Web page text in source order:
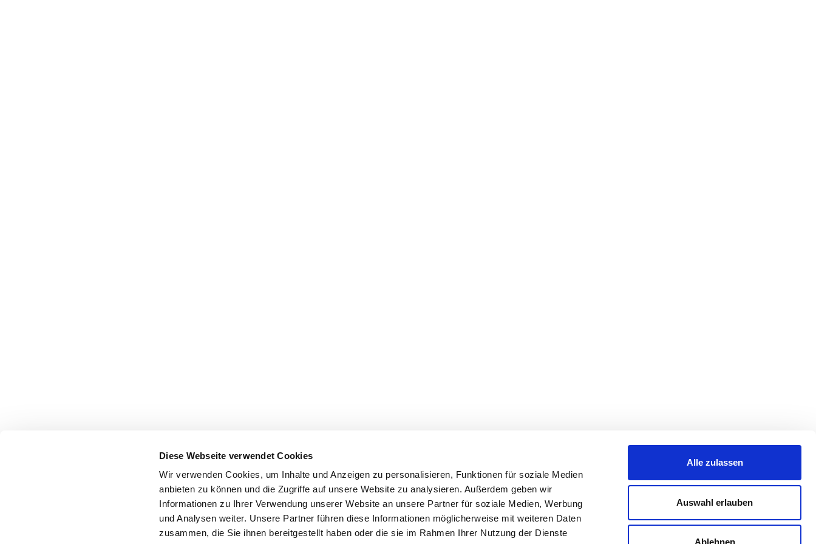
Diese Webseite verwendet Cookies
Wir verwenden Cookies, um Inhalte und Anzeigen zu personalisieren, Funktionen für soziale Medien
anbieten zu können und die Zugriffe auf unsere Website zu analysieren. Außerdem geben wir
Informationen zu Ihrer Verwendung unserer Website an unsere Partner für soziale Medien, Werbung
und Analysen weiter. Unsere Partner führen diese Informationen möglicherweise mit weiteren Daten
zusammen, die Sie ihnen bereitgestellt haben oder die sie im Rahmen Ihrer Nutzung der Dienste
Alle zulassen
Auswahl erlauben
Ablehnen